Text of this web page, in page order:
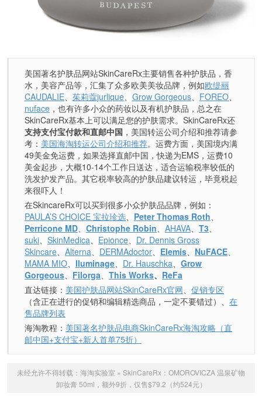
美国著名护肤品网站SkinCareRx主要销售各种护肤品，香
水，美容产品等，汇集了众多欧美美妆品牌，例如欧缇丽
CAUDALIE、 茱莉蔻jurlique、 Grow Gorgeous、 FOREO、
nuface ，也有许多小众的药妆以及有机护肤品，总之在
SkinCareRx基本上可以满足您的护肤需求。SkinCareRx还
支持支付宝付款和直邮中国 ，美国转运公司介绍和推荐请参
考： 美国海淘转运公司介绍和推荐。运费方面，美国境内满
49美金免运费，如果选择直邮中国，快递为EMS，运费10
美金起步，大概10-14个工作日送达，适合运输税率较低的
洗发护发产品。其它税率较高的护肤品建议转运，毕竟税起
来很吓人！
在SkincareRx可以买到很多小众护肤品品牌，例如：
PAULA’S CHOICE 宝拉珍选、 Peter Thomas Roth、
Perricone MD、 Christophe Robin、 AHAVA、 T3、
suki、 SkinMedica、 Epionce、 Dr. Dennis Gross
Skincare、 Alterna、 DERMAdoctor、 Elemis、 NuFACE、
MAMA MIO、 Iluminage、 Dr. Hauschka、 Grow
Gorgeous、 Filorga、 This Works、 ReFa
直达链接： 美国护肤品网站SkinCareRx官网、 促销专区
（含正在进行的促销和编辑精选商品，一定不要错过）、 在
售品牌列表
海淘教程： 美国著名护肤品电商SkinCareRx海淘攻略（直
邮中国+支付宝+新人首单75折）
未经允许不得转载： 海淘实验室 » SkinCareRx：OMOROVICZA 温泉矿物
卸妆膏 50ml，额外9折，仅售$79.2（约524元）